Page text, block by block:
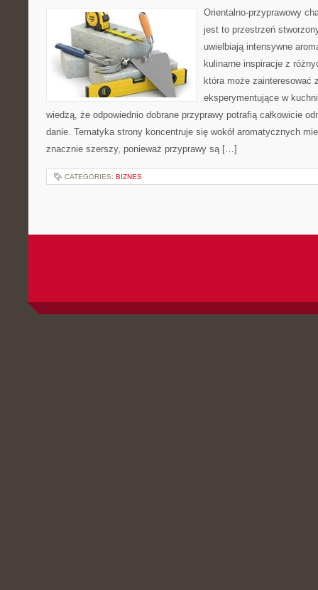
Orientalno-przyprawowy
jest to przestrzeń
uwielbiają intensywne
kulinarne inspiracje z
która może zainteresować
eksperymentujące w
wiedzą, że odpowiednio dobrane przyprawy potrafią całkowicie
danie. Tematyka strony koncentruje się wokół aromatycznych
znacznie szerszy, ponieważ przyprawy są […]
CATEGORIES: BIZNES